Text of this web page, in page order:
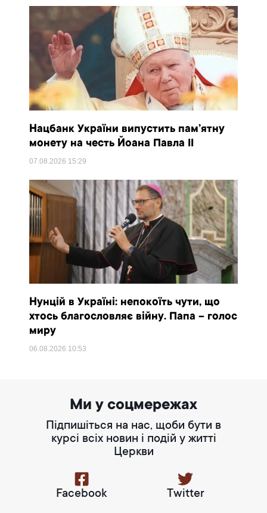
Нацбанк України випустить пам’ятну
монету на честь Йоана Павла II
07.08.2026 15:29
Нунцій в Україні: непокоїть чути, що
хтось благословляє війну. Папа – голос
миру
06.08.2026 10:53
Ми у соцмережах
Підпишіться на нас, щоби бути в
курсі всіх новин і подій у житті
Церкви
Facebook Twitter